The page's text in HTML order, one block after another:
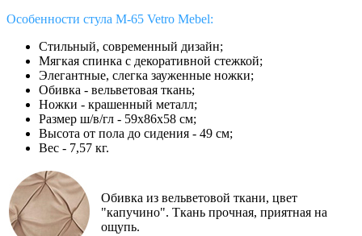
Особенности стула М-65 Vetro Mebel:
Стильный, современный дизайн;
Мягкая спинка с декоративной стежкой;
Элегантные, слегка зауженные ножки;
Обивка - вельветовая ткань;
Ножки - крашенный металл;
Размер ш/в/гл - 59х86х58 см;
Высота от пола до сидения - 49 см;
Вес - 7,57 кг.
Обивка из вельветовой ткани, цвет
"капучино". Ткань прочная, приятная на
ощупь.